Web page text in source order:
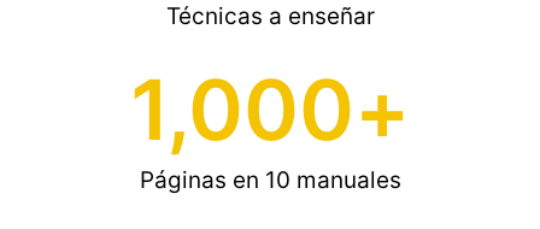
Técnicas a enseñar
Páginas en 10 manuales
1,000+